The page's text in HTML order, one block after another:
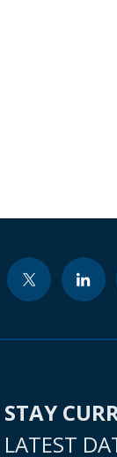
STAY
LATEST